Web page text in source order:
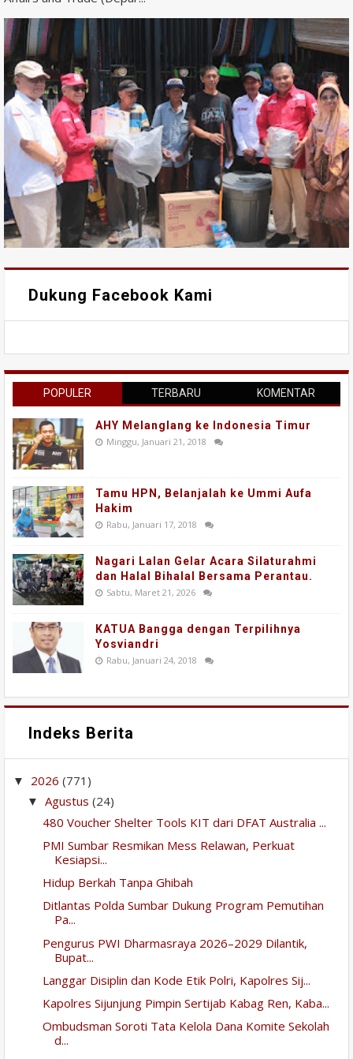
Dukung Facebook Kami
POPULER TERBARU KOMENTAR
AHY Melanglang ke Indonesia Timur
Minggu, Januari 21, 2018
Tamu HPN, Belanjalah ke Ummi Aufa
Hakim
Rabu, Januari 17, 2018
Nagari Lalan Gelar Acara Silaturahmi
dan Halal Bihalal Bersama Perantau.
Sabtu, Maret 21, 2026
KATUA Bangga dengan Terpilihnya
Yosviandri
Rabu, Januari 24, 2018
Indeks Berita
▼ 2026 (771)
▼ Agustus (24)
480 Voucher Shelter Tools KIT dari DFAT Australia ...
PMI Sumbar Resmikan Mess Relawan, Perkuat
Kesiapsi...
Hidup Berkah Tanpa Ghibah
Ditlantas Polda Sumbar Dukung Program Pemutihan
Pa...
Pengurus PWI Dharmasraya 2026–2029 Dilantik,
Bupat...
Langgar Disiplin dan Kode Etik Polri, Kapolres Sij...
Kapolres Sijunjung Pimpin Sertijab Kabag Ren, Kaba...
Ombudsman Soroti Tata Kelola Dana Komite Sekolah
d...